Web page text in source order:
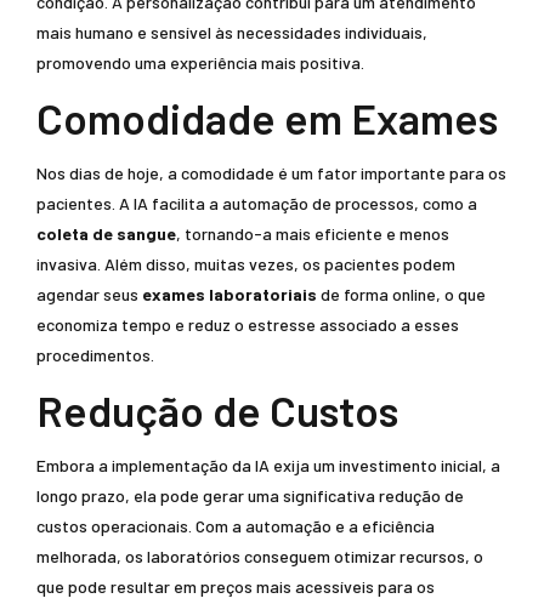
mais humano e sensível às necessidades individuais,
promovendo uma experiência mais positiva.
Comodidade em Exames
Nos dias de hoje, a comodidade é um fator importante para os
pacientes. A IA facilita a automação de processos, como a
coleta de sangue, tornando-a mais eficiente e menos
invasiva. Além disso, muitas vezes, os pacientes podem
agendar seus exames laboratoriais de forma online, o que
economiza tempo e reduz o estresse associado a esses
procedimentos.
Redução de Custos
Embora a implementação da IA exija um investimento inicial, a
longo prazo, ela pode gerar uma significativa redução de
custos operacionais. Com a automação e a eficiência
melhorada, os laboratórios conseguem otimizar recursos, o
que pode resultar em preços mais acessíveis para os